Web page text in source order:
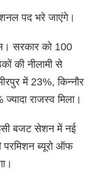
पद भरे जाएंगे।
सरकार को 100
की नीलामी से
में 23%, किन्नौर
राजस्व मिला।
बजट सेशन में नई
परमिशन ब्यूरो ऑफ